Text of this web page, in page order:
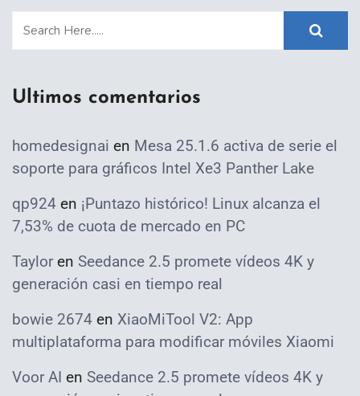
Ultimos comentarios
homedesignai en Mesa 25.1.6 activa de serie el
soporte para gráficos Intel Xe3 Panther Lake
qp924 en ¡Puntazo histórico! Linux alcanza el
7,53% de cuota de mercado en PC
Taylor en Seedance 2.5 promete vídeos 4K y
generación casi en tiempo real
bowie 2674 en XiaoMiTool V2: App
multiplataforma para modificar móviles Xiaomi
Voor AI en Seedance 2.5 promete vídeos 4K y